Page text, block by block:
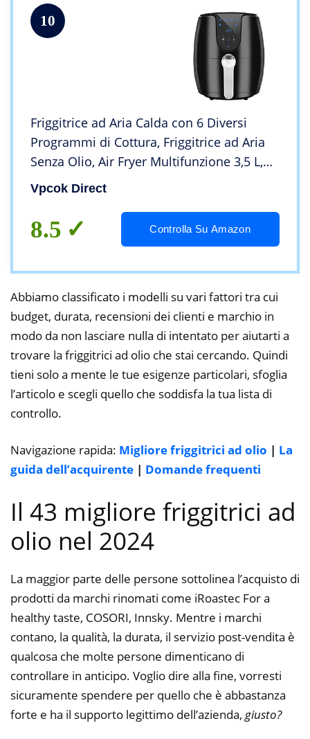
10
Friggitrice ad Aria Calda con 6 Diversi
Programmi di Cottura, Friggitrice ad Aria
Senza Olio, Air Fryer Multifunzione 3,5 L,
1500 W Airfryer con LED Touch Screen
Senza BPA&PFOA
Vpcok Direct
8.5 Controlla Su Amazon
Abbiamo classificato i modelli su vari fattori tra cui
budget, durata, recensioni dei clienti e marchio in
modo da non lasciare nulla di intentato per aiutarti a
trovare la friggitrici ad olio che stai cercando. Quindi
tieni solo a mente le tue esigenze particolari, sfoglia
l’articolo e scegli quello che soddisfa la tua lista di
controllo.
Navigazione rapida: Migliore friggitrici ad olio | La
guida dell’acquirente | Domande frequenti
Il 43 migliore friggitrici ad
olio nel 2024
La maggior parte delle persone sottolinea l’acquisto di
prodotti da marchi rinomati come iRoastec For a
healthy taste, COSORI, Innsky. Mentre i marchi
contano, la qualità, la durata, il servizio post-vendita è
qualcosa che molte persone dimenticano di
controllare in anticipo. Voglio dire alla fine, vorresti
sicuramente spendere per quello che è abbastanza
forte e ha il supporto legittimo dell’azienda, giusto?